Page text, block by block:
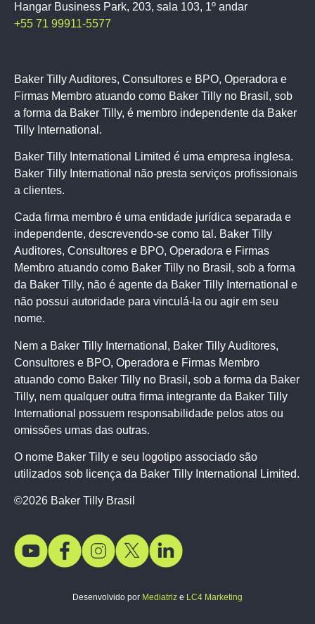
Hangar Business Park, 203, sala 103, 1º andar
+55 71 99911-5577
Baker Tilly Auditores, Consultores e BPO, Operadora e
Firmas Membro atuando como Baker Tilly no Brasil, sob
a forma da Baker Tilly, é membro independente da Baker
Tilly International.
Baker Tilly International Limited é uma empresa inglesa.
Baker Tilly International não presta serviços profissionais
a clientes.
Cada firma membro é uma entidade jurídica separada e
independente, descrevendo-se como tal. Baker Tilly
Auditores, Consultores e BPO, Operadora e Firmas
Membro atuando como Baker Tilly no Brasil, sob a forma
da Baker Tilly, não é agente da Baker Tilly International e
não possui autoridade para vinculá-la ou agir em seu
nome.
Nem a Baker Tilly International, Baker Tilly Auditores,
Consultores e BPO, Operadora e Firmas Membro
atuando como Baker Tilly no Brasil, sob a forma da Baker
Tilly, nem qualquer outra firma integrante da Baker Tilly
International possuem responsabilidade pelos atos ou
omissões umas das outras.
O nome Baker Tilly e seu logotipo associado são
utilizados sob licença da Baker Tilly International Limited.
©2026 Baker Tilly Brasil
Desenvolvido por Mediatriz e LC4 Marketing